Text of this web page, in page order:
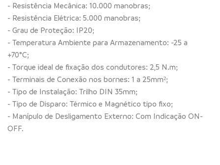
- Resistência Mecânica: 10.000 manobras;
- Resistência Elétrica: 5.000 manobras;
- Grau de Proteção: IP20;
- Temperatura Ambiente para Armazenamento: -25 a
+70°C;
- Torque ideal de fixação dos condutores: 2,5 N.m;
- Terminais de Conexão nos bornes: 1 a 25mm²;
- Tipo de Instalação: Trilho DIN 35mm;
- Tipo de Disparo: Térmico e Magnético tipo fixo;
- Manípulo de Desligamento Externo: Com Indicação ON-
OFF.